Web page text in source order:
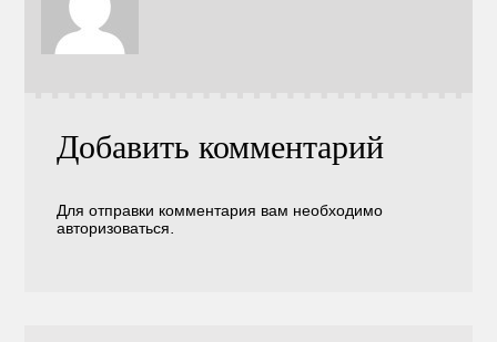
Добавить комментарий
Для отправки комментария вам необходимо
авторизоваться